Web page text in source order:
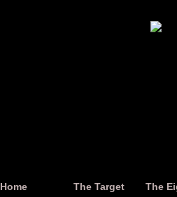
Home The Target The